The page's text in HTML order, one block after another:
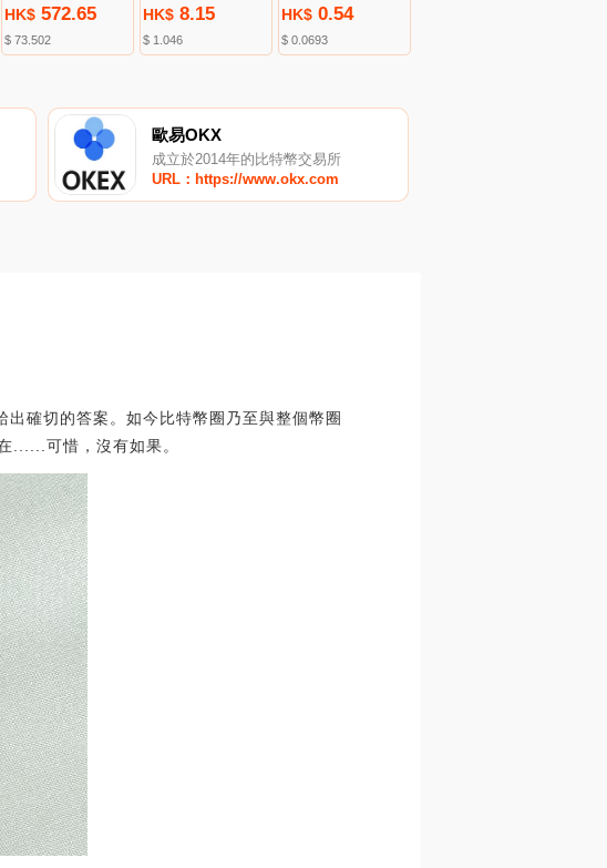
HK$ 572.65
$ 73.502
HK$ 8.15
$ 1.046
HK$ 0.54
$ 0.0693
歐易OKX
成立於2014年的比特幣交易所
URL：https://www.okx.com
確切的答案。如今比特幣圈乃至與整個幣圈
......可惜，沒有如果。